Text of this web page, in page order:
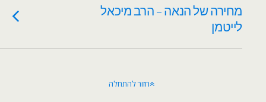
מחירה של הנאה – הרב מיכאל
לייטמן
חזור להתחלה